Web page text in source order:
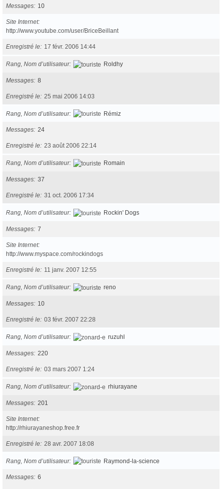
Messages 10
Site Internet
http://www.youtube.com/user/BriceBeillant
Enregistré le 17 févr. 2006 14:44
Rang, Nom d’utilisateur Roldhy
Messages 8
Enregistré le 25 mai 2006 14:03
Rang, Nom d’utilisateur Rémiz
Messages 24
Enregistré le 23 août 2006 22:14
Rang, Nom d’utilisateur Romain
Messages 37
Enregistré le 31 oct. 2006 17:34
Rang, Nom d’utilisateur Rockin' Dogs
Messages 7
Site Internet
http://www.myspace.com/rockindogs
Enregistré le 11 janv. 2007 12:55
Rang, Nom d’utilisateur reno
Messages 10
Enregistré le 03 févr. 2007 22:28
Rang, Nom d’utilisateur ruzuhl
Messages 220
Enregistré le 03 mars 2007 1:24
Rang, Nom d’utilisateur rhiurayane
Messages 201
Site Internet
http://rhiurayaneshop.free.fr
Enregistré le 28 avr. 2007 18:08
Rang, Nom d’utilisateur Raymond-la-science
Messages 6